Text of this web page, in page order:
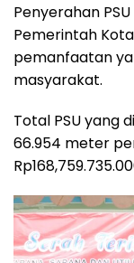
k
p
Penyerahan
Pemerintah
pemanfaatan
masyarakat.
Total PSU yang
66.954 meter